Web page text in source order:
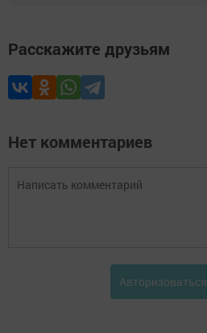
Расскажите друзьям
Нет комментариев
Авторизоваться